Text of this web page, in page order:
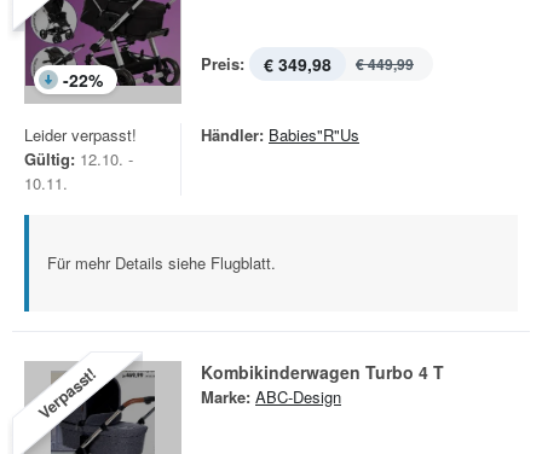
-22%
Preis: € 349,98 € 449,99
Leider verpasst!
Gültig: 12.10. -
10.11.
Händler: Babies"R"Us
Für mehr Details siehe Flugblatt.
Verpasst! Kombikinderwagen Turbo 4 T
Marke: ABC-Design